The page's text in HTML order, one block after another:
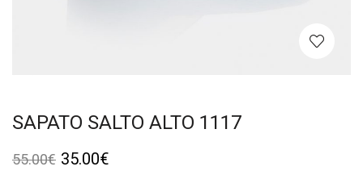
SAPATO SALTO ALTO 1117
55.00€ 35.00€